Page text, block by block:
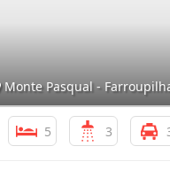
Monte Pasqual -
5 3